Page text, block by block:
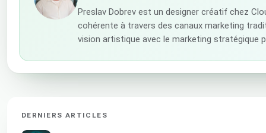
Preslav Dobrev est un designer créatif chez
cohérente à travers des canaux marketing
vision artistique avec le marketing stratégique
DERNIERS ARTICLES